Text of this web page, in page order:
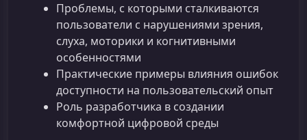
Проблемы, с которыми сталкиваются
пользователи с нарушениями зрения,
слуха, моторики и когнитивными
особенностями
Практические примеры влияния ошибок
доступности на пользовательский опыт
Роль разработчика в создании
комфортной цифровой среды